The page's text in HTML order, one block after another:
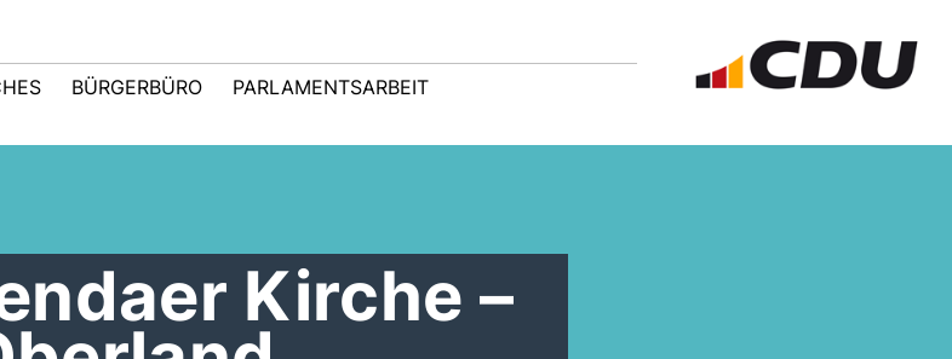
BÜRGERBÜRO PARLAMENTSARBEIT
Kirche –